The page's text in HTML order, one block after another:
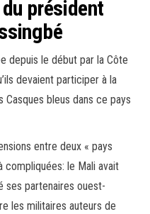
président
depuis le début par la Côte
devaient participer à la
bleus dans ce pays
entre deux « pays
compliquées: le Mali avait
ses partenaires ouest-
les militaires auteurs de